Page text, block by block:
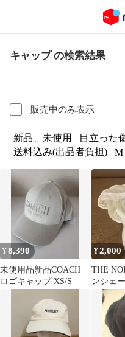
キャップ の検索結果
販売中のみ表示
新品、未使用 目立った
送料込み(出品者負担)
M
¥8,390
未使用品新品COACH
ロゴキャップ XS/S
¥2,000
THE
ンシェ